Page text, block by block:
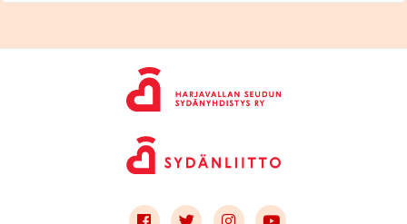
Link to facebook
Link to twitter
Link to instagram
Link to youtube